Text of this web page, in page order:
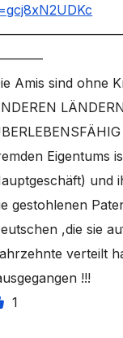
Amis sind ohne
Eigentums
und
gestohlenen
,die sie
verteilt
!!!
1